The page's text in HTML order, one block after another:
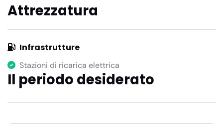
Attrezzatura
Infrastrutture
Stazioni di ricarica elettrica
Il periodo desiderato